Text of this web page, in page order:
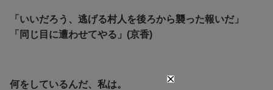
「いいだろう、逃げる村人を後ろから襲った報いだ」
「同じ目に遭わせてやる」(京香)
何をしているんだ、私は。